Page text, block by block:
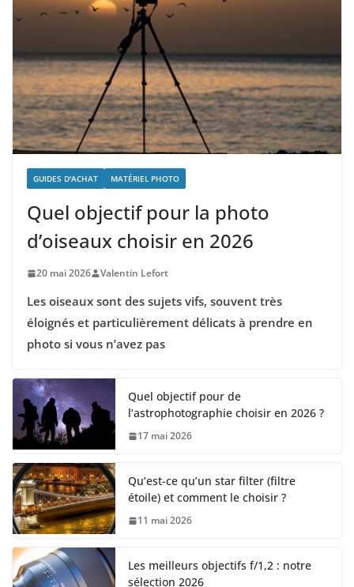
GUIDES D'ACHAT MATÉRIEL PHOTO
Quel objectif pour la photo
d’oiseaux choisir en 2026
20 mai 2026 Valentin Lefort
Les oiseaux sont des sujets vifs, souvent très
éloignés et particulièrement délicats à prendre en
photo si vous n’avez pas
Quel objectif pour de
l’astrophotographie choisir en 2026 ?
17 mai 2026
Qu’est-ce qu’un star filter (filtre
étoile) et comment le choisir ?
11 mai 2026
Les meilleurs objectifs f/1,2 : notre
sélection 2026